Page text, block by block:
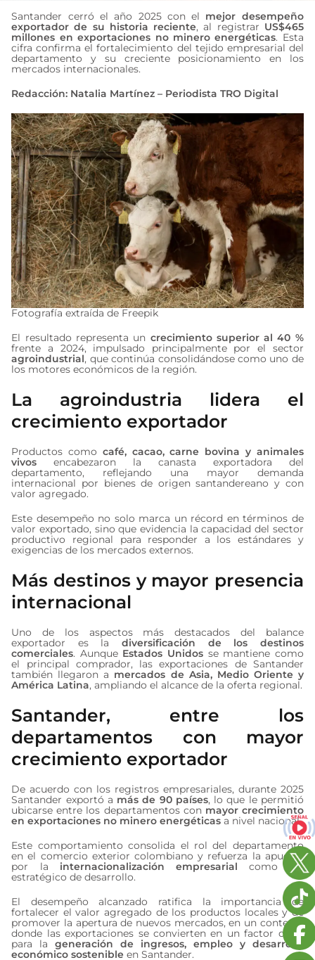
Santander cerró el año 2025 con el mejor desempeño
exportador de su historia reciente, al registrar US$465
millones en exportaciones no minero energéticas. Esta
cifra confirma el fortalecimiento del tejido empresarial del
departamento y su creciente posicionamiento en los
mercados internacionales.
Redacción: Natalia Martínez – Periodista TRO Digital
Fotografía extraída de Freepik
El resultado representa un crecimiento superior al 40 %
frente a 2024, impulsado principalmente por el sector
agroindustrial, que continúa consolidándose como uno de
los motores económicos de la región.
La agroindustria lidera el
crecimiento exportador
Productos como café, cacao, carne bovina y animales
vivos encabezaron la canasta exportadora del
departamento, reflejando una mayor demanda
internacional por bienes de origen santandereano y con
valor agregado.
Este desempeño no solo marca un récord en términos de
valor exportado, sino que evidencia la capacidad del sector
productivo regional para responder a los estándares y
exigencias de los mercados externos.
Más destinos y mayor presencia
internacional
Uno de los aspectos más destacados del balance
exportador es la diversificación de los destinos
comerciales. Aunque Estados Unidos se mantiene como
el principal comprador, las exportaciones de Santander
también llegaron a mercados de Asia, Medio Oriente y
América Latina, ampliando el alcance de la oferta regional.
Santander, entre los
departamentos con mayor
crecimiento exportador
De acuerdo con los registros empresariales, durante 2025
Santander exportó a más de 90 países, lo que le permitió
ubicarse entre los departamentos con mayor crecimiento
en exportaciones no minero energéticas a nivel nacional.
Este comportamiento consolida el rol del departamento
en el comercio exterior colombiano y refuerza la apuesta
por la internacionalización empresarial como eje
estratégico de desarrollo.
El desempeño alcanzado ratifica la importancia de
fortalecer el valor agregado de los productos locales y de
promover la apertura de nuevos mercados, en un contexto
donde las exportaciones se convierten en un factor clave
para lageneración de ingresos, empleo y desarrollo
económico sostenible en Santander.